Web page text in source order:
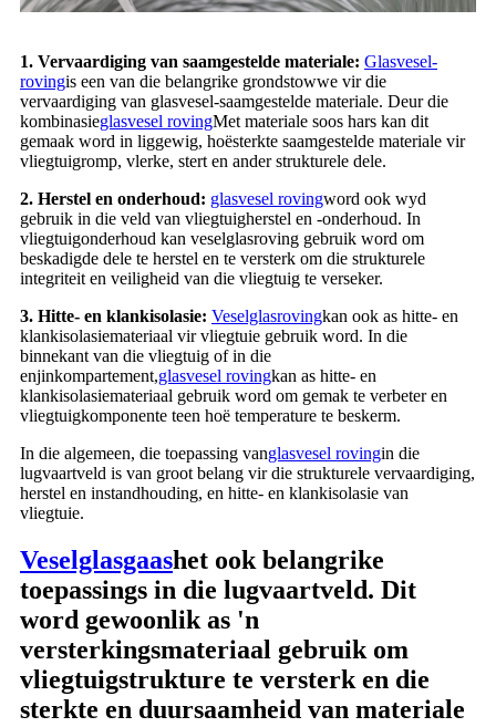
1. Vervaardiging van saamgestelde materiale: Glasvesel-
rovingis een van die belangrike grondstowwe vir die
vervaardiging van glasvesel-saamgestelde materiale. Deur die
kombinasieglasvesel rovingMet materiale soos hars kan dit
gemaak word in liggewig, hoësterkte saamgestelde materiale vir
vliegtuigromp, vlerke, stert en ander strukturele dele.
2. Herstel en onderhoud: glasvesel rovingword ook wyd
gebruik in die veld van vliegtuigherstel en -onderhoud. In
vliegtuigonderhoud kan veselglasroving gebruik word om
beskadigde dele te herstel en te versterk om die strukturele
integriteit en veiligheid van die vliegtuig te verseker.
3. Hitte- en klankisolasie: Veselglasrovingkan ook as hitte- en
klankisolasiemateriaal vir vliegtuie gebruik word. In die
binnekant van die vliegtuig of in die
enjinkompartement,glasvesel rovingkan as hitte- en
klankisolasiemateriaal gebruik word om gemak te verbeter en
vliegtuigkomponente teen hoë temperature te beskerm.
In die algemeen, die toepassing vanglasvesel rovingin die
lugvaartveld is van groot belang vir die strukturele vervaardiging,
herstel en instandhouding, en hitte- en klankisolasie van
vliegtuie.
Veselglasgaashet ook belangrike
toepassings in die lugvaartveld. Dit
word gewoonlik as 'n
versterkingsmateriaal gebruik om
vliegtuigstrukture te versterk en die
sterkte en duursaamheid van materiale